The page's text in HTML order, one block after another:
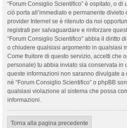
“Forum Consiglio Scientifico” è ospitato, o
ciò porta all’immediato e permanente divieto
provider Internet se è ritenuto da noi
registrati per salvaguardare e rinforzare
“Forum Consiglio Scientifico” abbia il diritto
o chiudere qualsiasi argomento in qualsiasi
Come fruitore di questo servizio, accetti che
personale) tu abbia inviato sia conservata in
queste informazioni non saranno divulgate
né “Forum Consiglio Scientifico” o phpBB
qualsiasi violazione al sistema che possa
informazioni.
Torna alla pagina precedente